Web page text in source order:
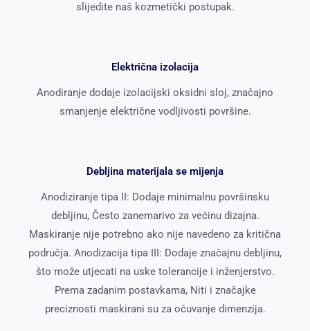
slijedite naš kozmetički postupak.
Električna izolacija
Anodiranje dodaje izolacijski oksidni sloj, značajno
smanjenje električne vodljivosti površine.
Debljina materijala se mijenja
Anodiziranje tipa II: Dodaje minimalnu površinsku
debljinu, Često zanemarivo za većinu dizajna.
Maskiranje nije potrebno ako nije navedeno za kritična
područja. Anodizacija tipa III: Dodaje značajnu debljinu,
što može utjecati na uske tolerancije i inženjerstvo.
Prema zadanim postavkama, Niti i značajke
preciznosti maskirani su za očuvanje dimenzija.